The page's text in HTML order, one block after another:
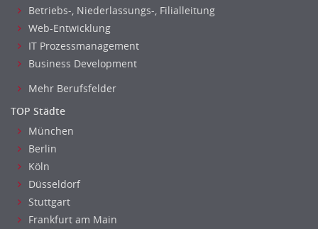
Finanzen Leitung, Teamleitung
Finanzen Prozessmanagement
Rechnungswesen
Revision
Steuern
Treasury
Wirtschaftsprüfung
Arbeitssicherheit
Montage
Beauty, Wellness
Elektrik, Sanitär, Heizung, Klima
Fertigung, Produktion
Betriebs-, Niederlassungs-, Filialleitung
Web-Entwicklung
IT Prozessmanagement
Business Development
Mehr Berufsfelder
TOP Städte
München
Berlin
Köln
Düsseldorf
Stuttgart
Frankfurt am Main